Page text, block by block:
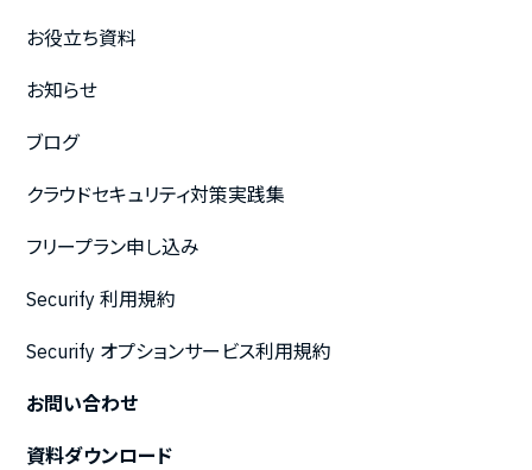
お役立ち資料
お知らせ
ブログ
クラウドセキュリティ対策実践集
フリープラン申し込み
Securify 利用規約
Securify オプションサービス利用規約
お問い合わせ
資料ダウンロード